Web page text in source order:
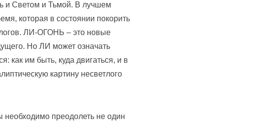
и Светом и Тьмой. В лучшем
которая в состоянии покорить
ЛИ-ОГОНЬ – это новые
Но ЛИ может означать
как им быть, куда двигаться, и в
картину несветлого
необходимо преодолеть не один